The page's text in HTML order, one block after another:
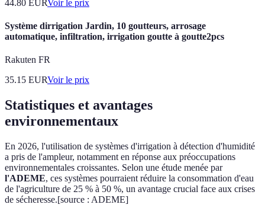
44.80 EURVoir le prix
Système dirrigation Jardin, 10 goutteurs, arrosage
automatique, infiltration, irrigation goutte à goutte2pcs
Rakuten FR
35.15 EURVoir le prix
Statistiques et avantages
environnementaux
En 2026, l'utilisation de systèmes d'irrigation à détection d'humidité
a pris de l'ampleur, notamment en réponse aux préoccupations
environnementales croissantes. Selon une étude menée par
l'ADEME, ces systèmes pourraient réduire la consommation d'eau
de l'agriculture de 25 % à 50 %, un avantage crucial face aux crises
de sécheresse.[source : ADEME]